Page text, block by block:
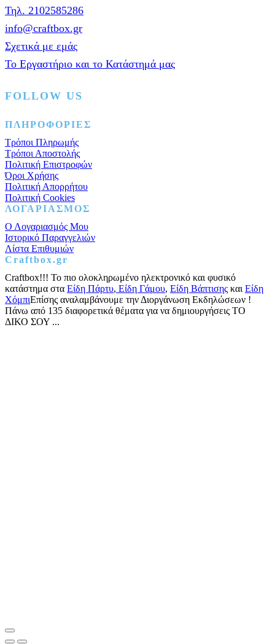
cm
Πάχος
2,5
cm
Τηλ. 2102585286
info@craftbox.gr
Σχετικά με εμάς
Το Εργαστήριο και το Κατάστημά μας
FOLLOW US
Facebook
Instagram
Pinterest
ΠΛΗΡΟΦΟΡΙΕΣ
Τρόποι Πληρωμής
Τρόποι Αποστολής
Πολιτική Επιστροφών
Όροι Χρήσης
Πολιτική Απορρήτου
Πολιτική Cookies
ΛΟΓΑΡΙΑΣΜΟΣ
Ο Λογαριασμός Μου
Ιστορικό Παραγγελιών
Λίστα Επιθυμιών
Craftbox.gr
Craftbox!!! Το πιο ολοκληρωμένο ηλεκτρονικό και φυσικό
κατάστημα στα Είδη Πάρτυ, Είδη Γάμου, Είδη Βάπτισης καιΕίδη
ΧόμπιΕπίσης αναλαμβάνουμε την Διοργάνωση Εκδηλώσεων !
Πάνω από 135 διαφορετικά θέματα για να δημιουργήσεις ΤΟ
ΔΙΚΟ ΣΟΥ ...